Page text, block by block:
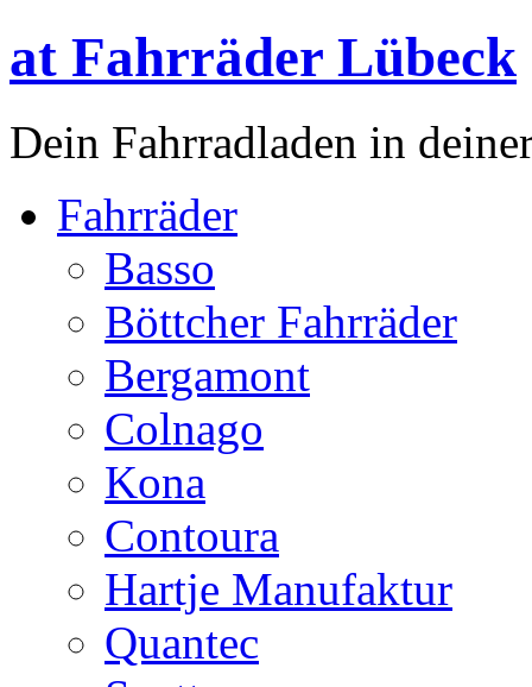
at Fahrräder Lübeck
Dein Fahrradladen in
Fahrräder
Basso
Böttcher Fahrräder
Bergamont
Colnago
Kona
Contoura
Hartje Manufaktur
Quantec